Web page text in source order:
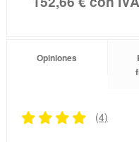
Opiniones
(4)